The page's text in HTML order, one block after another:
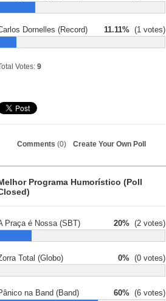
Dornelles (Record) 11.11% (1 votes)
Votes: 9
Comments (0) Create Your Own Poll
Programa Humorístico (Poll
Praça é Nossa (SBT) 20% (2 votes)
Total (Globo) 0% (0 votes)
na Band (Band) 60% (6 votes)